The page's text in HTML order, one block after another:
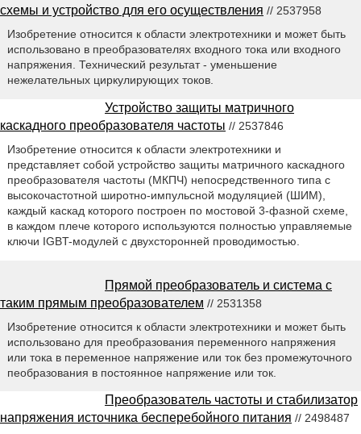
схемы и устройство для его осуществления // 2537958
Изобретение относится к области электротехники и может быть
использовано в преобразователях входного тока или входного
напряжения. Технический результат - уменьшение
нежелательных циркулирующих токов.
Устройство защиты матричного
каскадного преобразователя частоты // 2537846
Изобретение относится к области электротехники и
представляет собой устройство защиты матричного каскадного
преобразователя частоты (МКПЧ) непосредственного типа с
высокочастотной широтно-импульсной модуляцией (ШИМ),
каждый каскад которого построен по мостовой 3-фазной схеме,
в каждом плече которого используются полностью управляемые
ключи IGBT-модулей с двухсторонней проводимостью.
Прямой преобразователь и система с
таким прямым преобразователем // 2531358
Изобретение относится к области электротехники и может быть
использовано для преобразования переменного напряжения
или тока в переменное напряжение или ток без промежуточного
пеобразования в постоянное напряжение или ток.
Преобразователь частоты и стабилизатор
напряжения источника бесперебойного питания // 2498487